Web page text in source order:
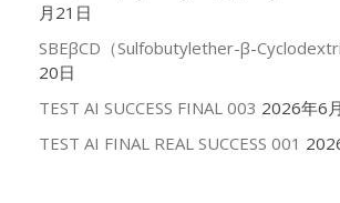
月21日
SBEβCD（Sulfobutylether-β-
20日
TEST AI SUCCESS FINAL 003 2026年6
TEST AI FINAL REAL SUCCESS 001